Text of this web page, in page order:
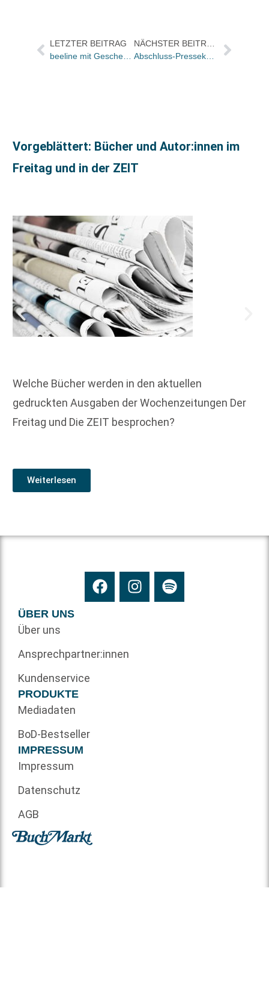
LETZTER BEITRAG
beeline mit Geschenkkartenlösung
NÄCHSTER BEITRAG
Abschluss-Pressekonferenz des Ehrengastes
Vorgeblättert: Bücher und Autor:innen im
Freitag und in der ZEIT
Welche Bücher werden in den aktuellen
gedruckten Ausgaben der Wochenzeitungen Der
Freitag und Die ZEIT besprochen?
Weiterlesen
ÜBER UNS
Über uns
Ansprechpartner:innen
Kundenservice
PRODUKTE
Mediadaten
BoD-Bestseller
IMPRESSUM
Impressum
Datenschutz
AGB